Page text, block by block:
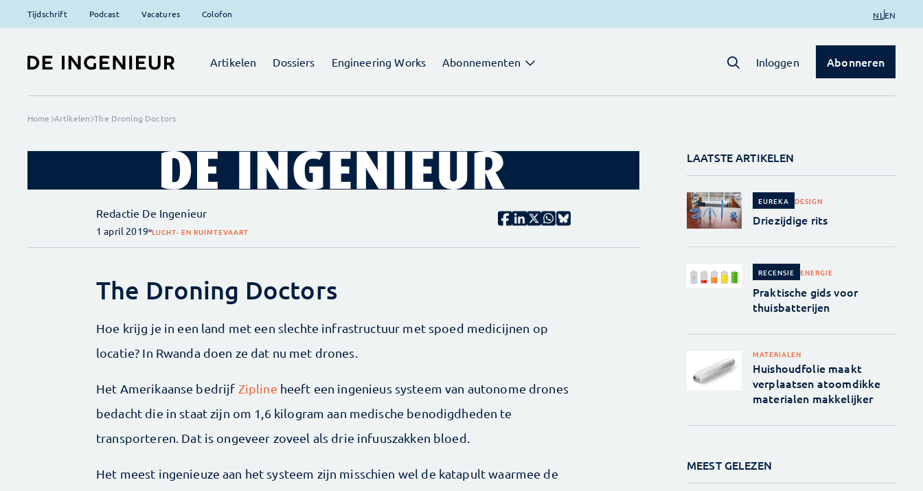
Tijdschrift Podcast Vacatures Colofon NL EN
Artikelen Dossiers Engineering Works Abonnementen Inloggen Abonneren
Home Artikelen The Droning Doctors
Redactie De Ingenieur
1 april 2019 LUCHT- EN RUIMTEVAART
The Droning Doctors
Hoe krijg je in een land met een slechte infrastructuur met spoed medicijnen op
locatie? In Rwanda doen ze dat nu met drones.
Het Amerikaanse bedrijf Zipline heeft een ingenieus systeem van autonome drones
bedacht die in staat zijn om 1,6 kilogram aan medische benodigdheden te
transporteren. Dat is ongeveer zoveel als drie infuuszakken bloed.
Het meest ingenieuze aan het systeem zijn misschien wel de katapult waarmee de
LAATSTE ARTIKELEN
EUREKA DESIGN
Driezijdige rits
RECENSIE ENERGIE
Praktische gids voor
thuisbatterijen
MATERIALEN
Huishoudfolie maakt
verplaatsen atoomdikke
materialen makkelijker
MEEST GELEZEN